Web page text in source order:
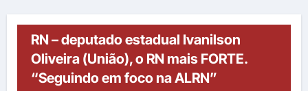
RN – deputado estadual Ivanilson
Oliveira (União), o RN mais FORTE.
“Seguindo em foco na ALRN”